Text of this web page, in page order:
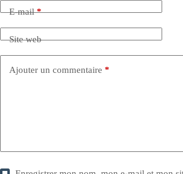
E-mail*
Site web
Ajouter un commentaire *